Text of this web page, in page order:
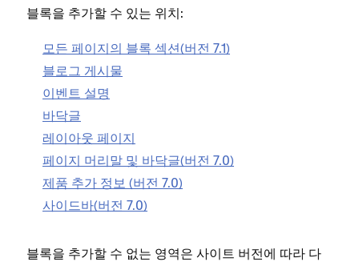
블록을 추가할 수 있는 위치:
모든 페이지의 블록 섹션(버전 7.1)
블로그 게시물
이벤트 설명
바닥글
레이아웃 페이지
페이지 머리말 및 바닥글(버전 7.0)
제품 추가 정보 (버전 7.0)
사이드바(버전 7.0)
블록을 추가할 수 없는 영역은 사이트 버전에 따라 다